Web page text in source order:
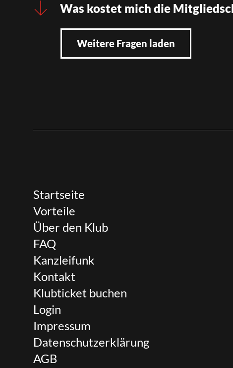
Was kostet mich die
Weitere Fragen laden
Startseite
Vorteile
Über den Klub
FAQ
Kanzleifunk
Kontakt
Klubticket buchen
Login
Impressum
Datenschutzerklärung
AGB